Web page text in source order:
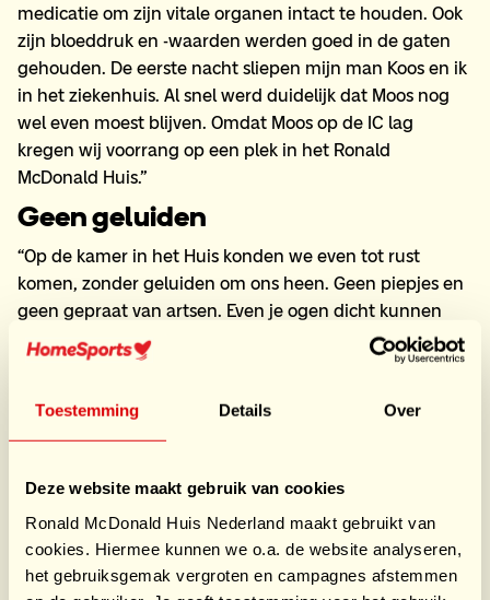
Toestemming Details Over
Deze website maakt gebruik van cookies
Ronald McDonald Huis Nederland maakt gebruikt van
cookies. Hiermee kunnen we o.a. de website analyseren,
het gebruiksgemak vergroten en campagnes afstemmen
medicatie om zijn vitale organen intact te houden. Ook
zijn bloeddruk en -waarden werden goed in de gaten
gehouden. De eerste nacht sliepen mijn man Koos en ik
in het ziekenhuis. Al snel werd duidelijk dat Moos nog
wel even moest blijven. Omdat Moos op de IC lag
kregen wij voorrang op een plek in het Ronald
McDonald Huis.”
Geen geluiden
“Op de kamer in het Huis konden we even tot rust
komen, zonder geluiden om ons heen. Geen piepjes en
geen gepraat van artsen. Even je ogen dicht kunnen
doen en je afvragen hoe het met jou gaat. Het was ook
een plek waar we met zijn tweeën konden delen wat de
spraken we andere gasten. Er zat soms een groot
verschil tussen wat er met hun kind en dat van jou aan
‘maar’ twee weken. En toch deel je iets
gemeenschappelijks: je maakt je allemaal zorgen om je
kind. Dat zorgde voor verbinding.”